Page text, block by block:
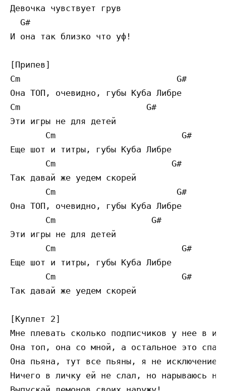
Девочка чувствует грув
  G#
И она так близко что уф!
[Припев]
Cm                               G#
Она ТОП, очевидно, губы Куба Либре
Cm                         G#
Эти игры не для детей
       Cm                         G#
Еще шот и титры, губы Куба Либре
       Cm                       G#
Так давай же уедем скорей
       Cm                        G#
Она ТОП, очевидно, губы Куба Либре
       Cm                   G#
Эти игры не для детей
       Cm                         G#
Еще шот и титры, губы Куба Либре
       Cm                         G#
Так давай же уедем скорей
[Куплет 2]
Мне плевать сколько подписчиков у нее в
Она топ, она со мной, а остальное это спам
Она пьяна, тут все пьяны, я не исключение,
Ничего в личку ей не слал, но нарываюсь на